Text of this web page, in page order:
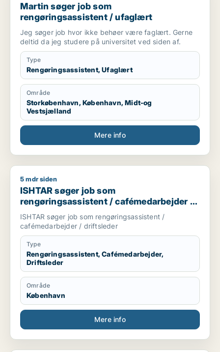
Martin søger job som
rengøringsassistent / ufaglært
Jeg søger job hvor ikke behøer være faglært. Gerne
deltid da jeg studere på universitet ved siden af.
Type
Rengøringsassistent, Ufaglært
Område
Storkøbenhavn, København, Midt-og
Vestsjælland
Mere info
ISHTAR søger job som rengøringsassistent /
5 mdr siden
ISHTAR søger job som
rengøringsassistent / cafémedarbejder /
driftsleder
ISHTAR søger job som rengøringsassistent /
cafémedarbejder / driftsleder
Type
Rengøringsassistent, Cafémedarbejder,
Driftsleder
Område
København
Mere info